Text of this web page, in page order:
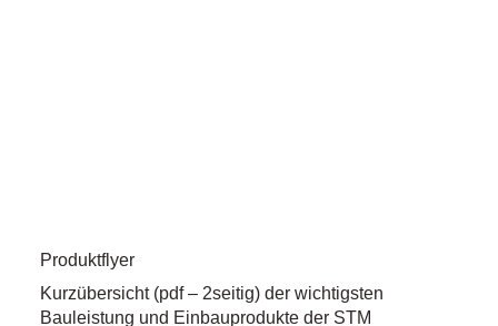
Produktflyer
Kurzübersicht (pdf – 2seitig) der wichtigsten
Bauleistung und Einbauprodukte der STM